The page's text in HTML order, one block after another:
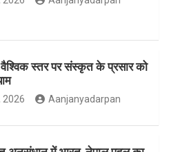
वैश्विक स्तर पर संस्कृत के प्रसार को
2026 Aanjanyadarpan